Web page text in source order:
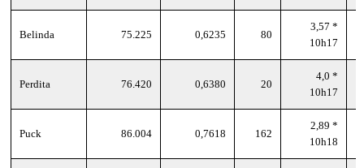
Belinda 75.225 0,6235 80
3,57 *
10h17
Perdita 76.420 0,6380 20
4,0 *
10h17
Puck 86.004 0,7618 162
2,89 *
10h18